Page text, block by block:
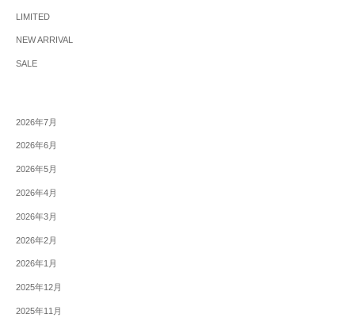
LIMITED
NEW ARRIVAL
SALE
2026年7月
2026年6月
2026年5月
2026年4月
2026年3月
2026年2月
2026年1月
2025年12月
2025年11月